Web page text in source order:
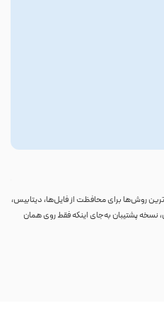
روش‌ها برای محافظت از فایل‌ها، دیتابیس،
پشتیبان به‌جای اینکه فقط روی همان
می‌شود؛ بنابراین خرابی سرور، هک